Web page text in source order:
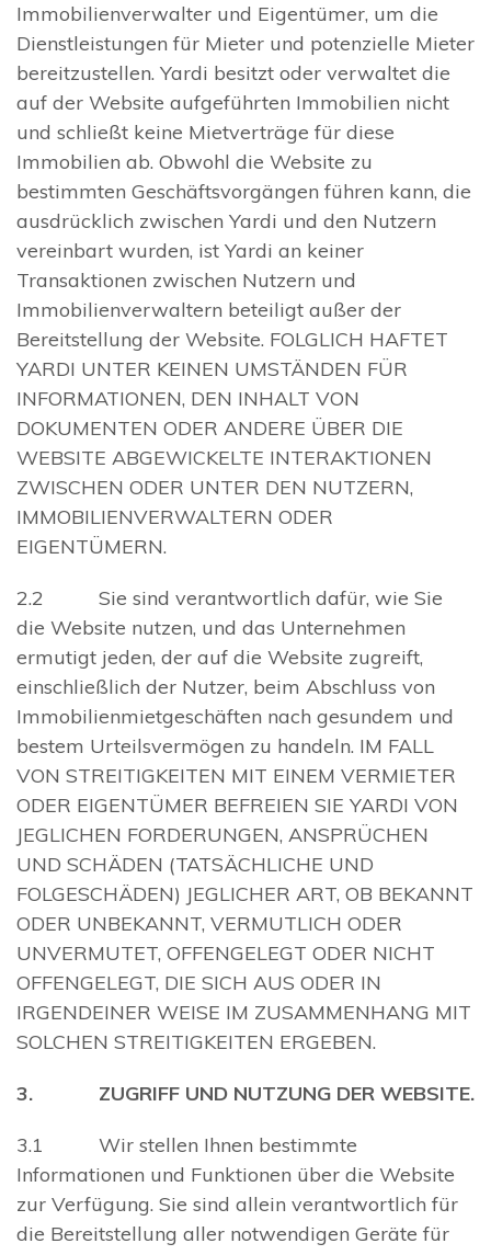
Immobilienverwalter und Eigentümer, um die
Dienstleistungen für Mieter und potenzielle Mieter
bereitzustellen. Yardi besitzt oder verwaltet die
auf der Website aufgeführten Immobilien nicht
und schließt keine Mietverträge für diese
Immobilien ab. Obwohl die Website zu
bestimmten Geschäftsvorgängen führen kann, die
ausdrücklich zwischen Yardi und den Nutzern
vereinbart wurden, ist Yardi an keiner
Transaktionen zwischen Nutzern und
Immobilienverwaltern beteiligt außer der
Bereitstellung der Website. FOLGLICH HAFTET
YARDI UNTER KEINEN UMSTÄNDEN FÜR
INFORMATIONEN, DEN INHALT VON
DOKUMENTEN ODER ANDERE ÜBER DIE
WEBSITE ABGEWICKELTE INTERAKTIONEN
ZWISCHEN ODER UNTER DEN NUTZERN,
IMMOBILIENVERWALTERN ODER
EIGENTÜMERN.
2.2 Sie sind verantwortlich dafür, wie Sie
die Website nutzen, und das Unternehmen
ermutigt jeden, der auf die Website zugreift,
einschließlich der Nutzer, beim Abschluss von
Immobilienmietgeschäften nach gesundem und
bestem Urteilsvermögen zu handeln. IM FALL
VON STREITIGKEITEN MIT EINEM VERMIETER
ODER EIGENTÜMER BEFREIEN SIE YARDI VON
JEGLICHEN FORDERUNGEN, ANSPRÜCHEN
UND SCHÄDEN (TATSÄCHLICHE UND
FOLGESCHÄDEN) JEGLICHER ART, OB BEKANNT
ODER UNBEKANNT, VERMUTLICH ODER
UNVERMUTET, OFFENGELEGT ODER NICHT
OFFENGELEGT, DIE SICH AUS ODER IN
IRGENDEINER WEISE IM ZUSAMMENHANG MIT
SOLCHEN STREITIGKEITEN ERGEBEN.
3. ZUGRIFF UND NUTZUNG DER WEBSITE.
3.1 Wir stellen Ihnen bestimmte
Informationen und Funktionen über die Website
zur Verfügung. Sie sind allein verantwortlich für
die Bereitstellung aller notwendigen Geräte für